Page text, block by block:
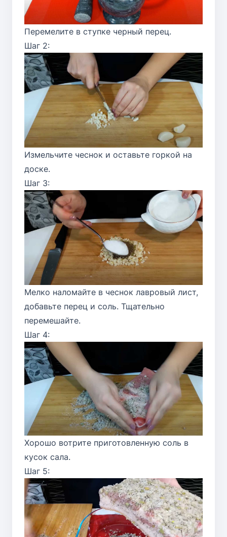
Перемелите в ступке черный перец.
Шаг 2:
Измельчите чеснок и оставьте горкой на
доске.
Шаг 3:
Мелко наломайте в чеснок лавровый лист,
добавьте перец и соль. Тщательно
перемешайте.
Шаг 4:
Хорошо вотрите приготовленную соль в
кусок сала.
Шаг 5: